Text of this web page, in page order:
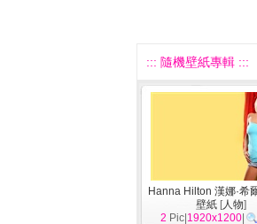
::: 隨機壁紙專輯 :::
Hanna Hilton 漢娜·希
壁紙 [人物]
2 Pic| 1920x1200